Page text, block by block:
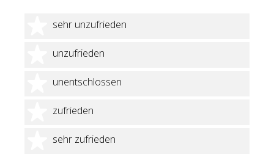
sehr unzufrieden
1 Stern
unzufrieden
2 Sterne
unentschlossen
3 Sterne
zufrieden
4 Sterne
sehr zufrieden
5 Sterne